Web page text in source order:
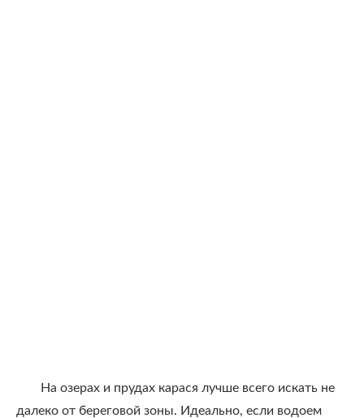
На озерах и прудах карася лучше всего искать не
далеко от береговой зоны. Идеально, если водоем